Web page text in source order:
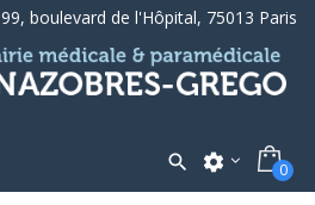
99, boulevard de l'Hôpital, 75013 Paris
 settings 0